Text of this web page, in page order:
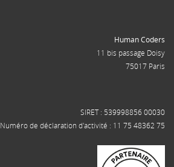
Human Coders
11 bis passage Doisy
75017 Paris
SIRET : 539998856 00030
Numéro de déclaration d'activité : 11 75 48362 75